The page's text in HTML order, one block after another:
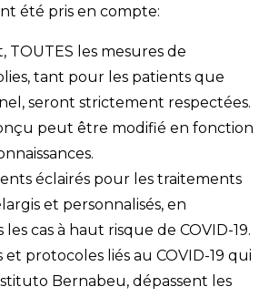
été pris en compte:
les mesures de
tant pour les patients que
seront strictement respectées.
peut être modifié en fonction
éclairés pour les traitements
et personnalisés, en
cas à haut risque de COVID-19.
et protocoles liés au COVID-19 qui
Bernabeu, dépassent les